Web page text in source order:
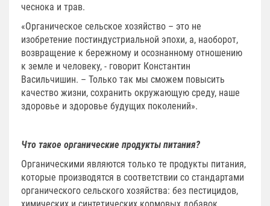
чеснока и трав.
«Органическое сельское хозяйство – это не
изобретение постиндустриальной эпохи, а, наоборот,
возвращение к бережному и осознанному отношению
к земле и человеку, - говорит Константин
Васильчишин. – Только так мы сможем повысить
качество жизни, сохранить окружающую среду, наше
здоровье и здоровье будущих поколений».
Что такое органические продукты питания?
Органическими являются только те продукты питания,
которые производятся в соответствии со стандартами
органического сельского хозяйства: без пестицидов,